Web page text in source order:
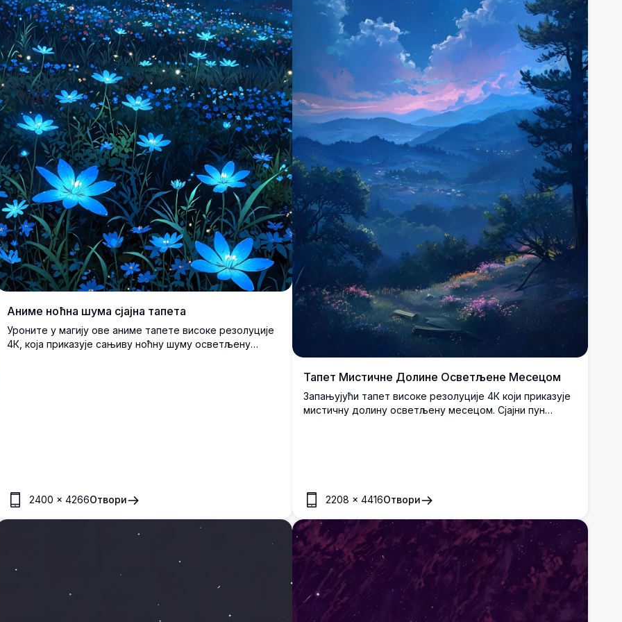
Аниме ноћна шума сјајна тапета
Уроните у магију ове аниме тапете високе резолуције
4К, која приказује сањиву ноћну шуму осветљену
2400 ×4266Отвори
Тапет Мистичне Долине Осветљене Месецом
Запањујући тапет високе резолуције 4К који приказује
мистичну долину осветљену месецом. Сјајни пун
оне који траже умирујућу, фантазијом инспирисану
естетику.
2208 × 4416Отвори